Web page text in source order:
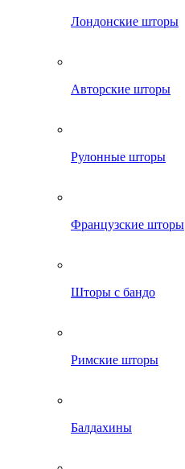
Лондонские шторы
Авторские шторы
Рулонные шторы
Французские шторы
Шторы с бандо
Римские шторы
Балдахины